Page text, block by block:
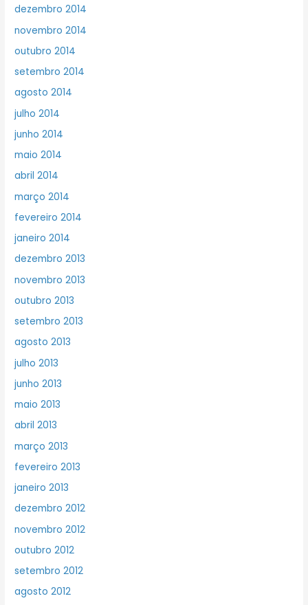
dezembro 2014
novembro 2014
outubro 2014
setembro 2014
agosto 2014
julho 2014
junho 2014
maio 2014
abril 2014
março 2014
fevereiro 2014
janeiro 2014
dezembro 2013
novembro 2013
outubro 2013
setembro 2013
agosto 2013
julho 2013
junho 2013
maio 2013
abril 2013
março 2013
fevereiro 2013
janeiro 2013
dezembro 2012
novembro 2012
outubro 2012
setembro 2012
agosto 2012